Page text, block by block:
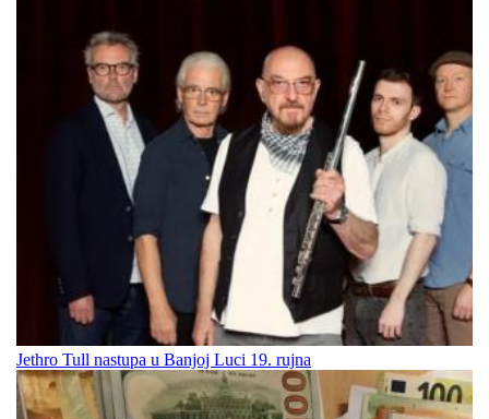
Jethro Tull nastupa u Banjoj Luci 19. rujna